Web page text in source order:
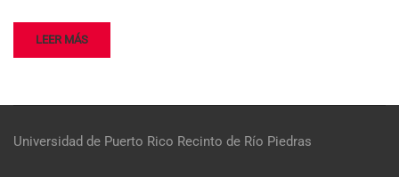
LEER MÁS
Universidad de Puerto Rico Recinto de Río Piedras